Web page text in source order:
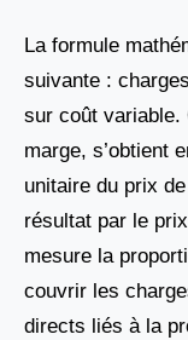
La formule
suivante :
sur coût variable.
marge, s’obtient
unitaire du prix
résultat par le
mesure la
couvrir les
directs liés à la